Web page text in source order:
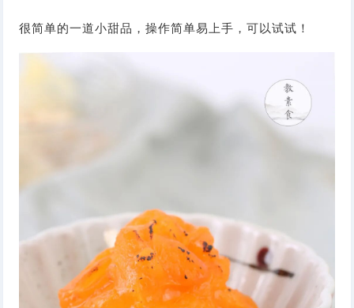
很简单的一道小甜品，操作简单易上手，可以试试！